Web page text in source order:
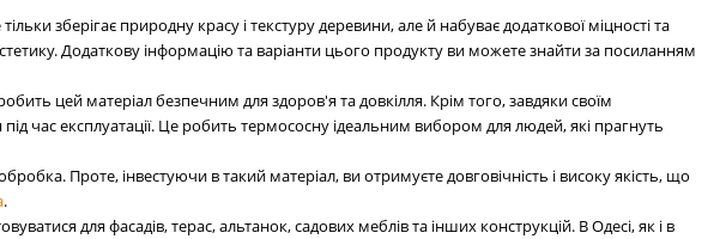
зберігає природну красу і текстуру деревини, але й набуває додаткової міцності та
Додаткову інформацію та варіанти цього продукту ви можете знайти за посиланням
цей матеріал безпечним для здоров'я та довкілля. Крім того, завдяки своїм
час експлуатації. Це робить термососну ідеальним вибором для людей, які прагнуть
Проте, інвестуючи в такий матеріал, ви отримуєте довговічність і високу якість, що
.
для фасадів, терас, альтанок, садових меблів та інших конструкцій. В Одесі, як і в